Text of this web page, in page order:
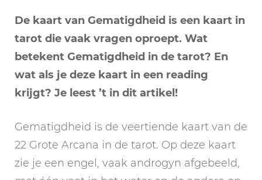
De kaart van Gematigdheid is een kaart in
tarot die vaak vragen oproept. Wat
betekent Gematigdheid in de tarot? En
wat als je deze kaart in een reading
krijgt? Je leest ’t in dit artikel!
Gematigdheid is de veertiende kaart van de
22 Grote Arcana in de tarot. Op deze kaart
zie je een engel, vaak androgyn afgebeeld,